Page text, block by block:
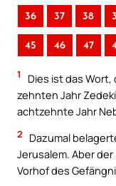
36 37 38
45 46 47
1
Dies ist das Wort,
zehnten Jahr
achtzehnte Jahr
2
Dazumal
Jerusalem. Aber
Vorhof des